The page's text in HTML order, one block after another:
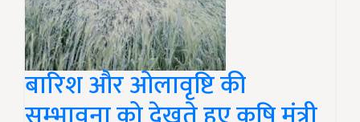
बारिश और ओलावृष्टि की